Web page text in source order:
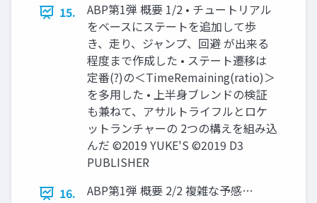
15.
ABP第1弾 概要 1/2 • チュートリアル
をベースにステートを追加して歩
き、走り、ジャンプ、回避 が出来る
程度まで作成した • ステート遷移は
定番(?)の＜TimeRemaining(ratio)＞
を多用した • 上半身ブレンドの検証
も兼ねて、アサルトライフルとロケ
ットランチャーの 2つの構えを組み込
んだ ©2019 YUKE'S ©2019 D3
PUBLISHER
16.
ABP第1弾 概要 2/2 複雑な予感…